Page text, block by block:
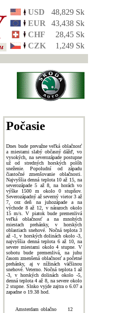
USD
48,829 Sk
EUR
43,438 Sk
CHF
28,45 Sk
CZK
1,249 Sk
Počasie
Dnes bude prevažne veľká oblačnosť
a miestami slabý občasný dážď, vo
vysokých, na severozápade postupne
už od stredných horských polôh
sneženie. Popoludní od západu
čiastočné zmenšovanie oblačnosti.
Najvyššia denná teplota 10 až 15, na
severozápade 5 až 8, na horách vo
výške 1500 m okolo 0 stupňov.
Severozápadný až severný vietor 3 až
7, cez deň na juhozápade a na
východe 8 až 12, v nárazoch okolo
15 m/s. V piatok bude premenlivá
veľká oblačnosť a na mnohých
miestach prehánky, v horských
oblastiach snehové. Nočná teplota 3
až -1, v horských dolinách okolo -3,
najvyššia denná teplota 6 až 10, na
severe miestami okolo 4 stupne. V
sobotu bude premenlivá, na juhu
časom zmenšená oblačnosť a početné
prehánky, aj v nížinách väčšinou
snehové. Veterno. Nočná teplota 1 až
-3, v horských dolinách okolo -5,
denná teplota 4 až 8, na severe okolo
2 stupne. Slnko vyjde zajtra o 6.07 a
zapadne o 19.38 hod.
Amsterdam oblačno
12